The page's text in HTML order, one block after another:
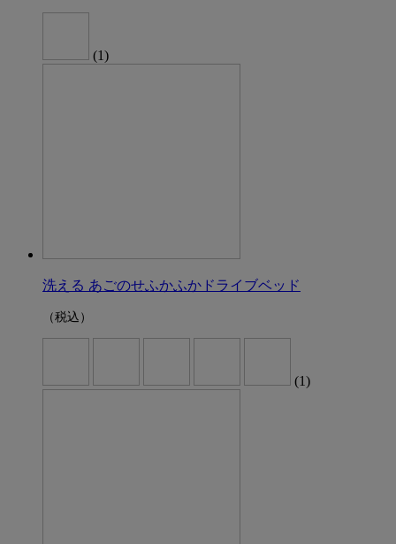
(1)
洗える あごのせふかふかドライブベッド
（税込）
(1)